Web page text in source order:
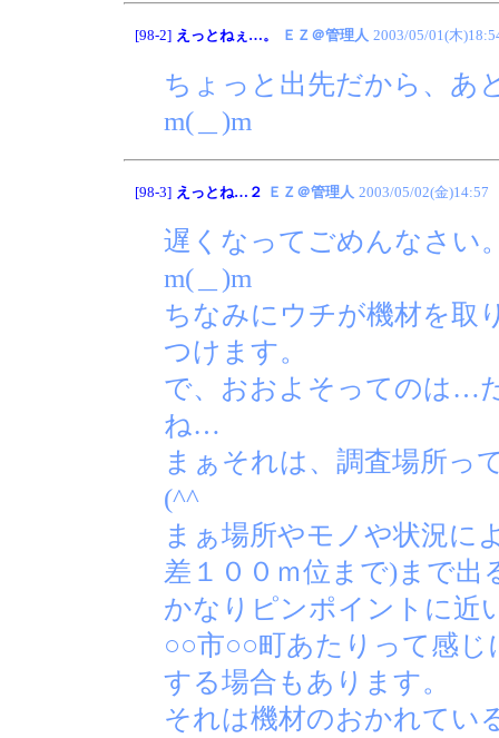
[98-2] えっとねぇ…。 ＥＺ＠管理人 2003/05/01(木
ちょっと出先だから、あ
m(＿)m
[98-3] えっとね…２ ＥＺ＠管理人 2003/05/02(金)14:57
遅くなってごめんなさい
m(＿)m
ちなみにウチが機材を取
つけます。
で、おおよそってのは…
ね…
まぁそれは、調査場所っ
(^^ゞ
まぁ場所やモノや状況に
差１００ｍ位まで)まで出
かなりピンポイントに近
○○市○○町あたりって感じ
する場合もあります。
それは機材のおかれてい